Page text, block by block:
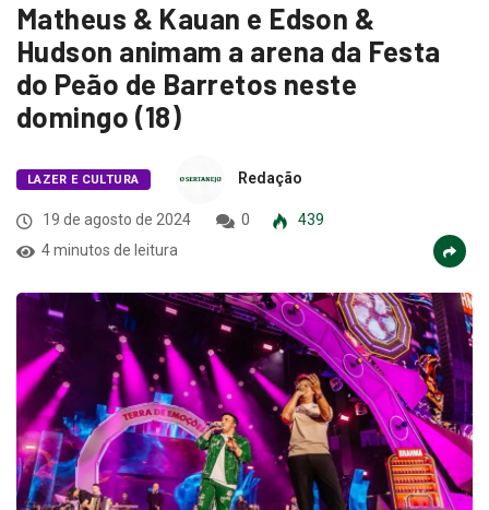
Matheus & Kauan e Edson &
Hudson animam a arena da Festa
do Peão de Barretos neste
domingo (18)
LAZER E CULTURA Redação
19 de agosto de 2024 0
439
4 minutos de leitura